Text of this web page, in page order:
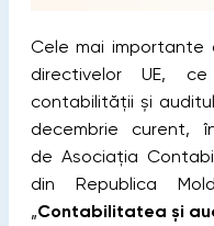
Cele mai importante
directivelor UE,
contabilității și
decembrie curent,
de Asociația
din Republica
„Contabilitatea și